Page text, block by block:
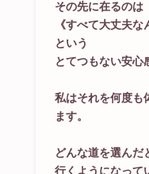
その先に在るのは
《すべて大丈夫な
という
とてつもない安心
私はそれを何度も
ます。
どんな道を選んだ
行くようになって